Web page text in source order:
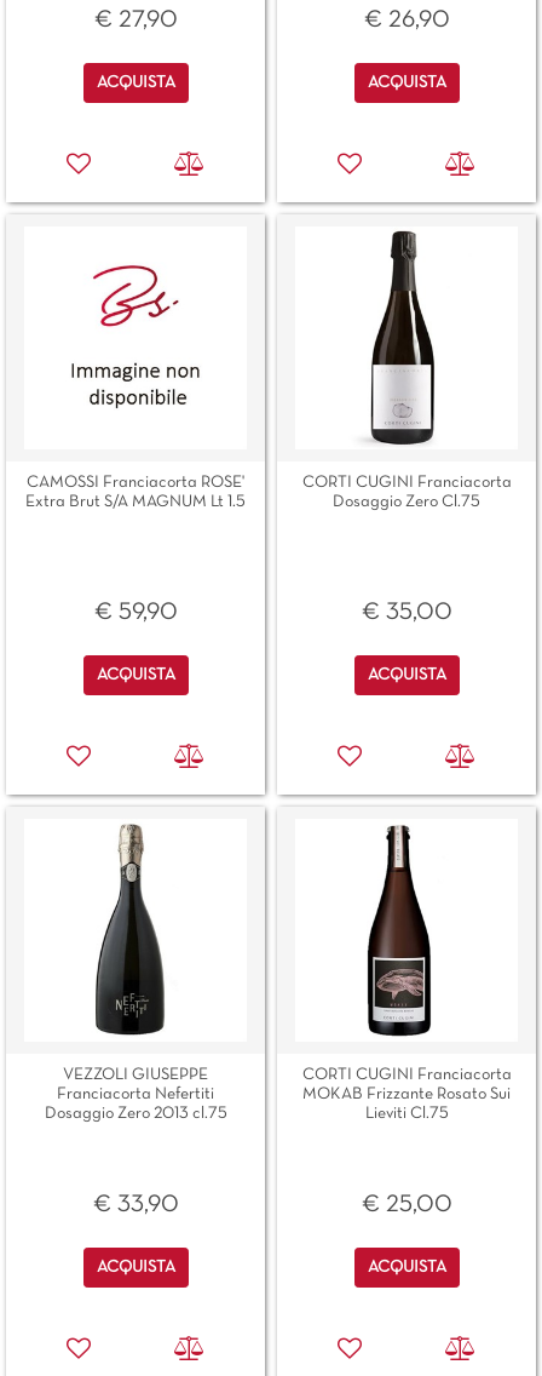
€ 27,90
Quantità
ACQUISTA
€ 26,90
Quantità
ACQUISTA
CAMOSSI Franciacorta ROSE'
Extra Brut S/A MAGNUM Lt 1.5
€ 59,90
Quantità
ACQUISTA
CORTI CUGINI Franciacorta
Dosaggio Zero Cl.75
€ 35,00
Quantità
ACQUISTA
VEZZOLI GIUSEPPE
Franciacorta Nefertiti
Dosaggio Zero 2013 cl.75
€ 33,90
Quantità
ACQUISTA
CORTI CUGINI Franciacorta
MOKAB Frizzante Rosato Sui
Lieviti Cl.75
€ 25,00
Quantità
ACQUISTA